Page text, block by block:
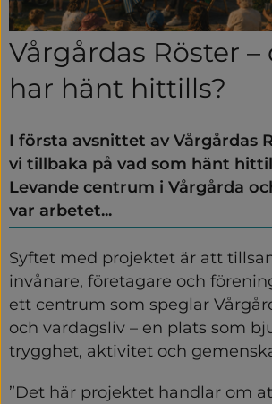
Vårgårdas Röster –
har hänt hittills?
I första avsnittet av Vårgårdas
vi tillbaka på vad som hänt
Levande centrum i Vårgårda
var arbetet...
Syftet med projektet är att
invånare, företagare och
ett centrum som speglar
och vardagsliv – en plats som
trygghet, aktivitet och
”Det här projektet handlar om